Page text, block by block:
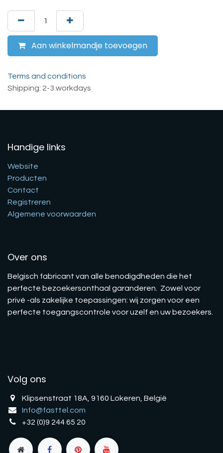
Aan winkelmandje toevoegen
Terms and conditions
Shipping: 2-3 workdays
Handige links
Website
Producten
Contact
Registreren
Algemene voorwaarden
Over ons
Belgisch fabricant van alle benodigdheden die het
perfecte bezoekersonthaal garanderen. Zowel voor
privé -als zakelijke toepassingen: wij zorgen voor een
perfecte toegangscontrole voor uzelf en uw bezoekers.
Volg ons
Klipsenstraat 18A, 9160 Lokeren, België
Info@fasttel.com
+32 (0)9 244 65 20